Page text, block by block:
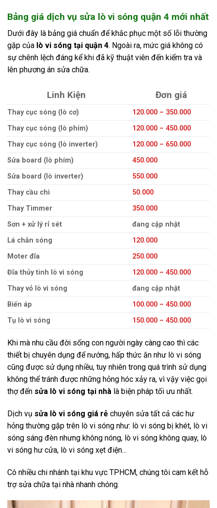
Bảng giá dịch vụ sửa lò vi sóng quận 4 mới nhất
Dưới đây là bảng giá chuẩn để khắc phục một số lỗi thường
gặp của lò vi sóng tại quận 4. Ngoài ra, mức giá không có
sự chênh lệch đáng kể khi đã kỹ thuật viên đến kiểm tra và
lên phương án sửa chữa.
Linh Kiện Đơn giá
Thay cục sóng (lò cơ)
120.000 – 350.000
Thay cục sóng (lò phím)
120.000 – 450.000
Thay cục sóng (lò inverter)
120.000 – 650.000
Sửa board (lò phím)
450.000
Sửa board (lò inverter)
550.000
Thay cầu chì
50.000
Thay Timmer
350.000
Sơn + xử lý rỉ sét
đang cập nhật
Lá chắn sóng
120.000
Moter đĩa
250.000
Đĩa thủy tinh lò vi sóng
120.000 – 450.000
Thay vỏ lò vi sóng
đang cập nhật
Biến áp
100.000 – 450.000
Tụ lò vi sóng
150.000 – 450.000
Khi mà nhu cầu đời sống con người ngày càng cao thì các
thiết bị chuyên dụng để nướng, hấp thức ăn như lò vi sóng
cũng được sử dụng nhiều, tuy nhiên trong quá trình sử dụng
không thể tránh được những hỏng hóc xảy ra, vì vậy việc gọi
thợ đến sửa lò vi sóng tại nhà là biện pháp tối ưu nhất.
Dịch vụ sửa lò vi sóng giá rẻ chuyên sửa tất cả các hư
hỏng thường gặp trên lò vi sóng như: lò vi sóng bị khét, lò vi
sóng sáng đèn nhưng không nóng, lò vi sóng không quay, lò
vi sóng hư cửa, lò vi sóng xẹt điện…
Có nhiều chi nhánh tại khu vực TPHCM, chúng tôi cam kết hỗ
trợ sửa chữa tại nhà nhanh chóng.